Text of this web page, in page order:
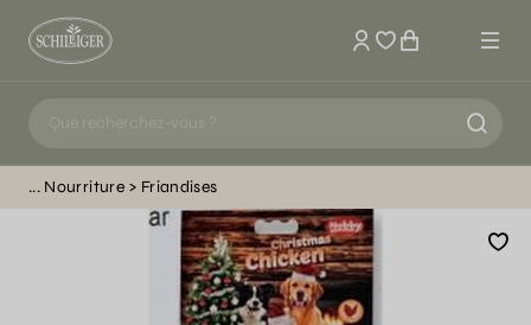
Mon compte
Nourriture Friandises